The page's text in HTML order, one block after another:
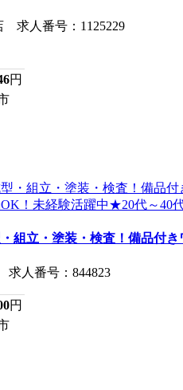
求人番号：1125229
円
組立・塗装・検査！備品付
人番号：844823
円